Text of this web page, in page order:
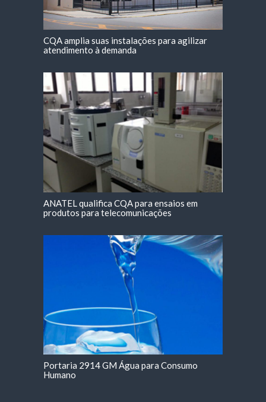
CQA amplia suas instalações para agilizar
atendimento à demanda
ANATEL qualifica CQA para ensaios em
produtos para telecomunicações
Portaria 2914 GM Água para Consumo
Humano